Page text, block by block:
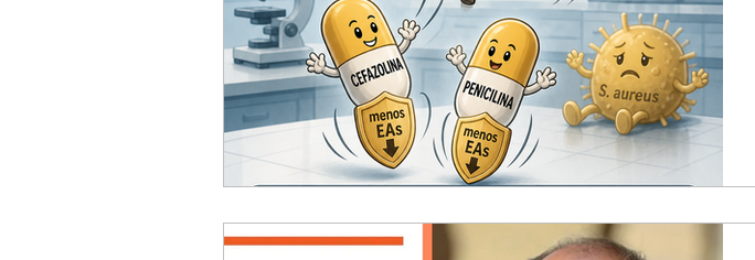
Fevereiro 2026 Janeiro 2026 Dezembro 2025
Outubro 2025 Setembro 2025 Agosto 2025
Junho 2025 Dezembro 2024 Novembro 2024